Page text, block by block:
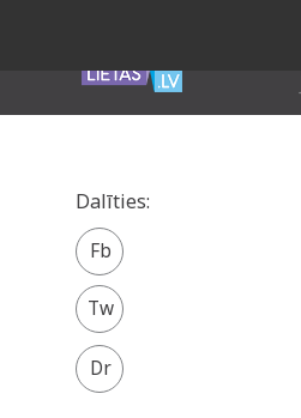
Dalīties:
Facebook
share
Twitter